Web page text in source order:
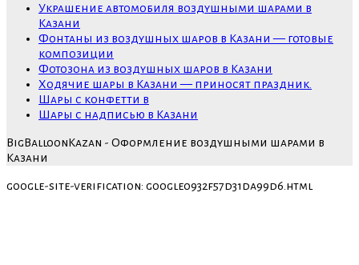
Украшение автомобиля воздушными шарами в
Казани
Фонтаны из воздушных шаров в Казани — готовые
композиции
Фотозона из воздушных шаров в Казани
Ходячие шары в Казани — приносят праздник.
Шары с конфетти в
Шары с надписью в Казани
BigBalloonKazan - Оформление воздушными шарами в
Казани
google-site-verification: google0932f57d31da99d6.html